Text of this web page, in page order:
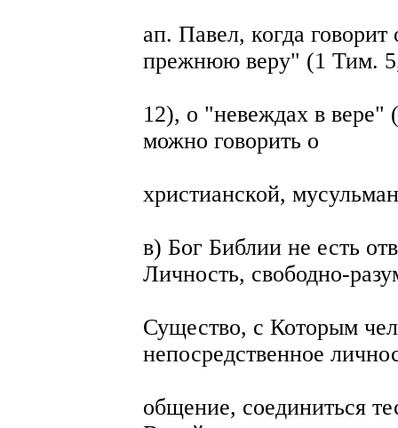
ап. Павел, когда
прежнюю веру" (1 Тим.
12), о "невеждах в
можно говорить о
христианской,
в) Бог Библии не есть
Личность, свободно-
Существо, с Которым
непосредственное
общение, соединиться